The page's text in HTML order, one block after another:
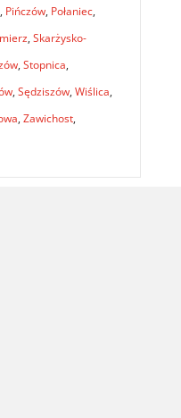
, Pińczów, Połaniec,
, Skarżysko-
, Stopnica,
, Sędziszów, Wiślica,
, Zawichost,